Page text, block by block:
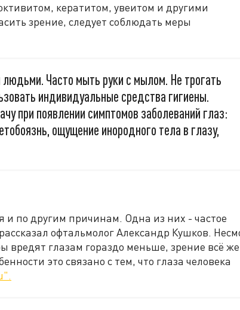
кератитом, увеитом и другими
зрение, следует соблюдать меры
Часто мыть руки с мылом. Не трогать
индивидуальные средства гигиены.
при появлении симптомов заболеваний глаз:
ощущение инородного тела в глазу,
и по другим причинам. Одна из них - частое
офтальмолог Александр Кушков.
вредят глазам гораздо меньше, зрение всё же
это связано с тем, что глаза человека